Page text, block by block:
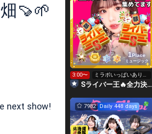
‪🍠‪🌱‬
next show!
1Place
ミュージック
3:00〜
ミラボいっぱいありが
とう❤️本日最終日‼️
Sライバー王🔥全力決勝🗽🌈Annnnnaの空⛱
7982 Daily 448 days